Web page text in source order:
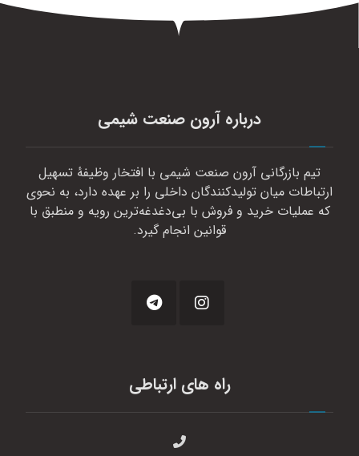
درباره آرون صنعت شیمی
تیم بازرگانی آرون صنعت شیمی با افتخار وظیفهٔ تسهیل
ارتباطات میان تولیدکنندگان داخلی را بر عهده دارد، به نحوی
که عملیات خرید و فروش با بی‌دغدغه‌ترین رویه و منطبق با
قوانین انجام گیرد.
راه های ارتباطی